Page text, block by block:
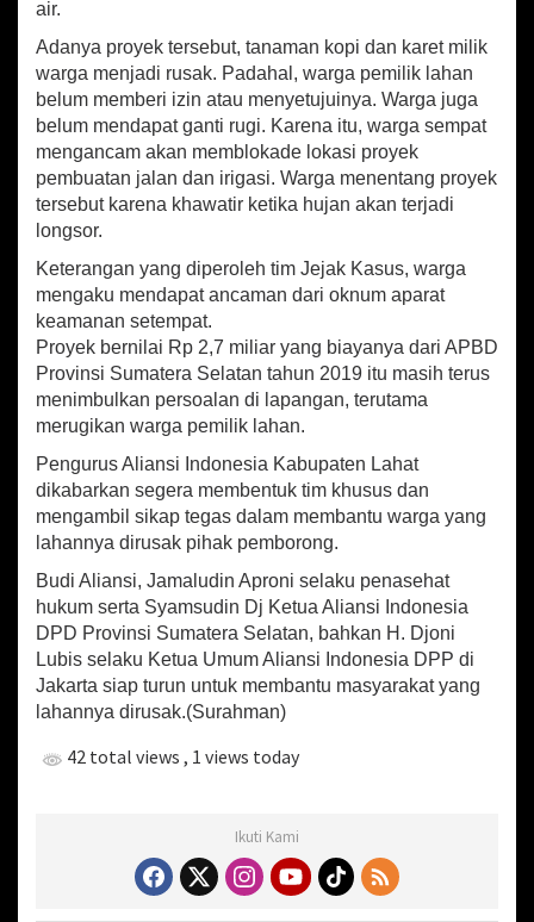
n
a
r
g
a
P
e
l
i
T
a
n
a
m
n
K
o
p
p
k
air.
Adanya proyek tersebut, tanaman kopi dan karet milik
warga menjadi rusak. Padahal, warga pemilik lahan
belum memberi izin atau menyetujuinya. Warga juga
belum mendapat ganti rugi. Karena itu, warga sempat
mengancam akan memblokade lokasi proyek
pembuatan jalan dan irigasi. Warga menentang proyek
tersebut karena khawatir ketika hujan akan terjadi
longsor.
Keterangan yang diperoleh tim Jejak Kasus, warga
mengaku mendapat ancaman dari oknum aparat
keamanan setempat.
Proyek bernilai Rp 2,7 miliar yang biayanya dari APBD
Provinsi Sumatera Selatan tahun 2019 itu masih terus
menimbulkan persoalan di lapangan, terutama
merugikan warga pemilik lahan.
Pengurus Aliansi Indonesia Kabupaten Lahat
dikabarkan segera membentuk tim khusus dan
mengambil sikap tegas dalam membantu warga yang
lahannya dirusak pihak pemborong.
Budi Aliansi, Jamaludin Aproni selaku penasehat
hukum serta Syamsudin Dj Ketua Aliansi Indonesia
DPD Provinsi Sumatera Selatan, bahkan H. Djoni
Lubis selaku Ketua Umum Aliansi Indonesia DPP di
Jakarta siap turun untuk membantu masyarakat yang
lahannya dirusak.(Surahman)
42 total views , 1 views today
Ikuti Kami